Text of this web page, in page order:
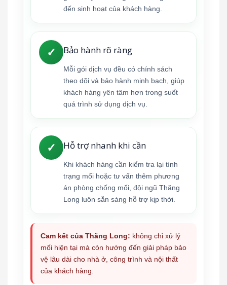
đến sinh hoạt của khách hàng.
✓ Bảo hành rõ ràng
Mỗi gói dịch vụ đều có chính sách
theo dõi và bảo hành minh bạch, giúp
khách hàng yên tâm hơn trong suốt
quá trình sử dụng dịch vụ.
✓ Hỗ trợ nhanh khi cần
Khi khách hàng cần kiểm tra lại tình
trạng mối hoặc tư vấn thêm phương
án phòng chống mối, đội ngũ Thăng
Long luôn sẵn sàng hỗ trợ kịp thời.
Cam kết của Thăng Long: không chỉ xử lý
mối hiện tại mà còn hướng đến giải pháp bảo
vệ lâu dài cho nhà ở, công trình và nội thất
của khách hàng.